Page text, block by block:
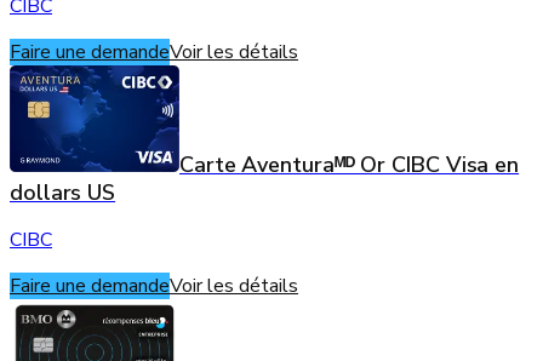
CIBC
Faire une demandeVoir les détails
Carte Aventuraᴹᴰ Or CIBC Visa en
dollars US
CIBC
Faire une demandeVoir les détails